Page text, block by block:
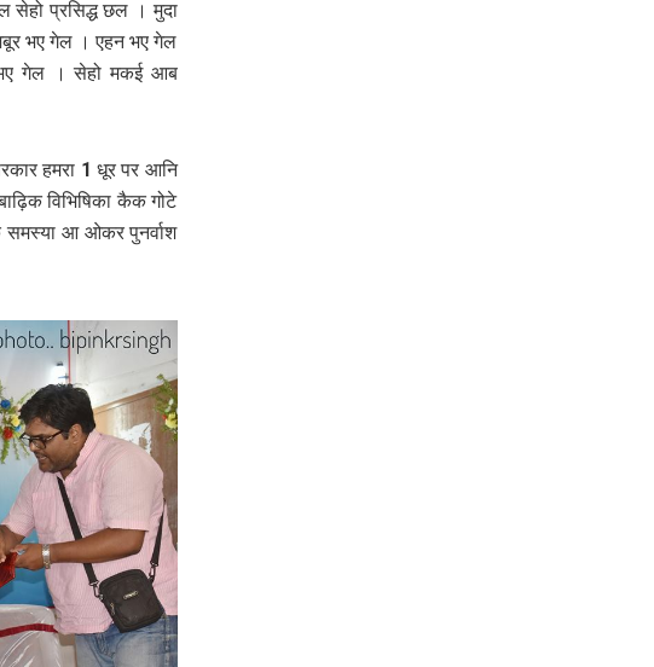
सेहो प्रसिद्ध छल । मुदा
भए गेल । एहन भए गेल
भए गेल । सेहो मकई आब
हमरा 1 धूर पर आनि
विभिषिका कैक गोटे
आ ओकर पुनर्वाश